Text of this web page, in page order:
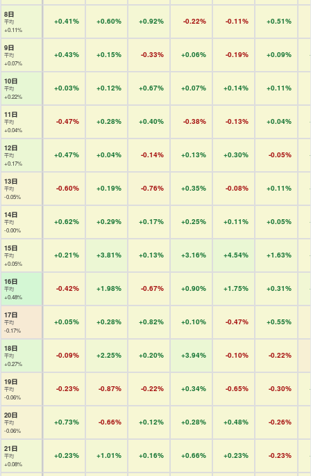
8日
平均
+0.11%
+0.41% +0.60% +0.92% -0.22% -0.11% +0.51%
9日
平均
+0.07%
+0.43% +0.15% -0.33% +0.06% -0.19% +0.09%
10日
平均
+0.22%
+0.03% +0.12% +0.67% +0.07% +0.14% +0.11%
11日
平均
+0.04%
-0.47% +0.28% +0.40% -0.38% -0.13% +0.04%
12日
平均
+0.17%
+0.47% +0.04% -0.14% +0.13% +0.30% -0.05%
13日
平均
-0.05%
-0.60% +0.19% -0.76% +0.35% -0.08% +0.11%
14日
平均
-0.00%
+0.62% +0.29% +0.17% +0.25% +0.11% +0.05%
15日
平均
+0.05%
+0.21% +3.81% +0.13% +3.16% +4.54% +1.63%
16日
平均
+0.48%
-0.42% +1.98% -0.67% +0.90% +1.75% +0.31%
17日
平均
-0.17%
+0.05% +0.28% +0.82% +0.10% -0.47% +0.55%
18日
平均
+0.27%
-0.09% +2.25% +0.20% +3.94% -0.10% -0.22%
19日
平均
-0.06%
-0.23% -0.87% -0.22% +0.34% -0.65% -0.30%
20日
平均
-0.06%
+0.73% -0.66% +0.12% +0.28% +0.48% -0.26%
21日
平均
+0.08%
+0.23% +1.01% +0.16% +0.66% +0.23% -0.23%